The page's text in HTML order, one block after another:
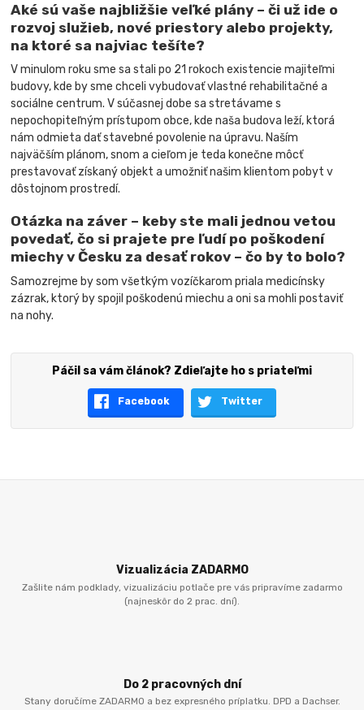
Aké sú vaše najbližšie veľké plány – či už ide o
rozvoj služieb, nové priestory alebo projekty,
na ktoré sa najviac tešíte?
V minulom roku sme sa stali po 21 rokoch existencie majiteľmi
budovy, kde by sme chceli vybudovať vlastné rehabilitačné a
sociálne centrum. V súčasnej dobe sa stretávame s
nepochopiteľným prístupom obce, kde naša budova leží, ktorá
nám odmieta dať stavebné povolenie na úpravu. Naším
najväčším plánom, snom a cieľom je teda konečne môcť
prestavovať získaný objekt a umožniť našim klientom pobyt v
dôstojnom prostredí.
Otázka na záver – keby ste mali jednou vetou
povedať, čo si prajete pre ľudí po poškodení
miechy v Česku za desať rokov – čo by to bolo?
Samozrejme by som všetkým vozíčkarom priala medicínsky
zázrak, ktorý by spojil poškodenú miechu a oni sa mohli postaviť
na nohy.
Páčil sa vám článok? Zdieľajte ho s priateľmi
Facebook Twitter
Vizualizácia ZADARMO
Zašlite nám podklady, vizualizáciu potlače pre vás pripravíme zadarmo
(najneskôr do 2 prac. dní).
Do 2 pracovných dní
Stany doručíme ZADARMO a bez expresného príplatku. DPD a Dachser.